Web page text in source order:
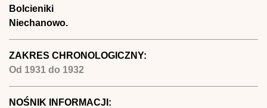
Bolcieniki
Niechanowo.
ZAKRES CHRONOLOGICZNY:
Od 1931 do 1932
NOŚNIK INFORMACJI: